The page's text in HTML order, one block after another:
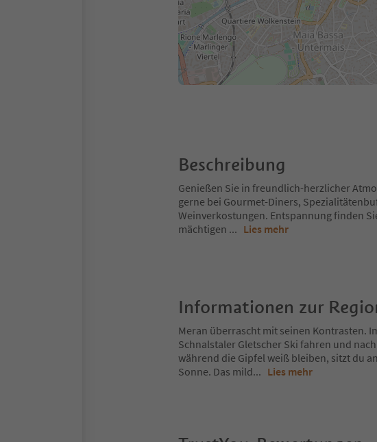
Beschreibung
Genießen Sie in freundlich-herzlicher
gerne bei Gourmet-Diners,
Weinverkostungen. Entspannung finden
mächtigen ... Lies mehr
Informationen zur
Meran überrascht mit seinen Kontrasten.
Schnalstaler Gletscher Ski fahren und
während die Gipfel weiß bleiben, sitzt du
Sonne. Das mild... Lies mehr